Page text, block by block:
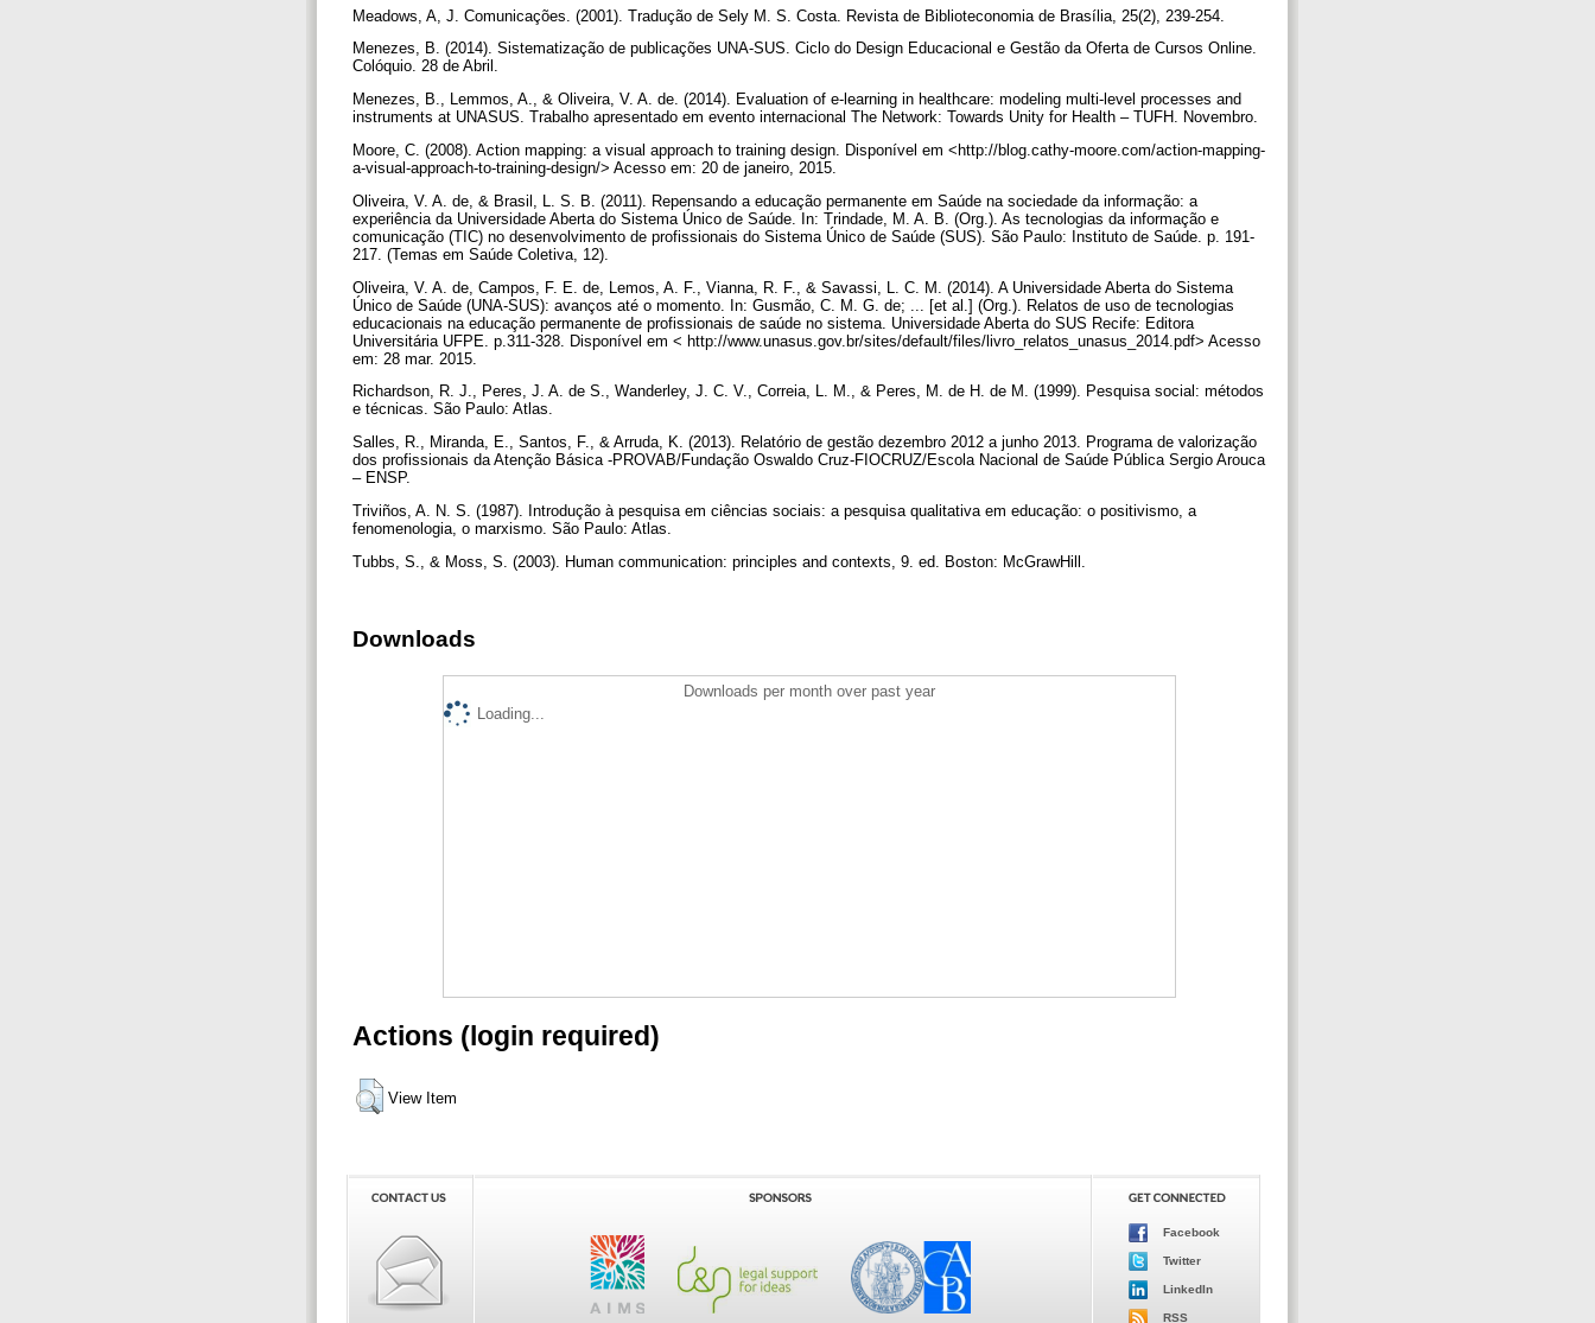
Meadows, A, J. Comunicações. (2001). Tradução de Sely M. S. Costa. Revista de Biblioteconomia de Brasília, 25(2), 239-254.
Menezes, B. (2014). Sistematização de publicações UNA-SUS. Ciclo do Design Educacional e Gestão da Oferta de Cursos Online.
Colóquio. 28 de Abril.
Menezes, B., Lemmos, A., & Oliveira, V. A. de. (2014). Evaluation of e-learning in healthcare: modeling multi-level processes and
instruments at UNASUS. Trabalho apresentado em evento internacional The Network: Towards Unity for Health – TUFH. Novembro.
Moore, C. (2008). Action mapping: a visual approach to training design. Disponível em <http://blog.cathy-moore.com/action-mapping-
a-visual-approach-to-training-design/> Acesso em: 20 de janeiro, 2015.
Oliveira, V. A. de, & Brasil, L. S. B. (2011). Repensando a educação permanente em Saúde na sociedade da informação: a
experiência da Universidade Aberta do Sistema Único de Saúde. In: Trindade, M. A. B. (Org.). As tecnologias da informação e
comunicação (TIC) no desenvolvimento de profissionais do Sistema Único de Saúde (SUS). São Paulo: Instituto de Saúde. p. 191-
217. (Temas em Saúde Coletiva, 12).
Oliveira, V. A. de, Campos, F. E. de, Lemos, A. F., Vianna, R. F., & Savassi, L. C. M. (2014). A Universidade Aberta do Sistema
Único de Saúde (UNA-SUS): avanços até o momento. In: Gusmão, C. M. G. de; ... [et al.] (Org.). Relatos de uso de tecnologias
educacionais na educação permanente de profissionais de saúde no sistema. Universidade Aberta do SUS Recife: Editora
Universitária UFPE. p.311-328. Disponível em < http://www.unasus.gov.br/sites/default/files/livro_relatos_unasus_2014.pdf> Acesso
em: 28 mar. 2015.
Richardson, R. J., Peres, J. A. de S., Wanderley, J. C. V., Correia, L. M., & Peres, M. de H. de M. (1999). Pesquisa social: métodos
e técnicas. São Paulo: Atlas.
Salles, R., Miranda, E., Santos, F., & Arruda, K. (2013). Relatório de gestão dezembro 2012 a junho 2013. Programa de valorização
dos profissionais da Atenção Básica -PROVAB/Fundação Oswaldo Cruz-FIOCRUZ/Escola Nacional de Saúde Pública Sergio Arouca
– ENSP.
Triviños, A. N. S. (1987). Introdução à pesquisa em ciências sociais: a pesquisa qualitativa em educação: o positivismo, a
fenomenologia, o marxismo. São Paulo: Atlas.
Tubbs, S., & Moss, S. (2003). Human communication: principles and contexts, 9. ed. Boston: McGrawHill.
Downloads
Downloads per month over past year
Loading...
Actions (login required)
View Item
Facebook
Twitter
LinkedIn
RSS